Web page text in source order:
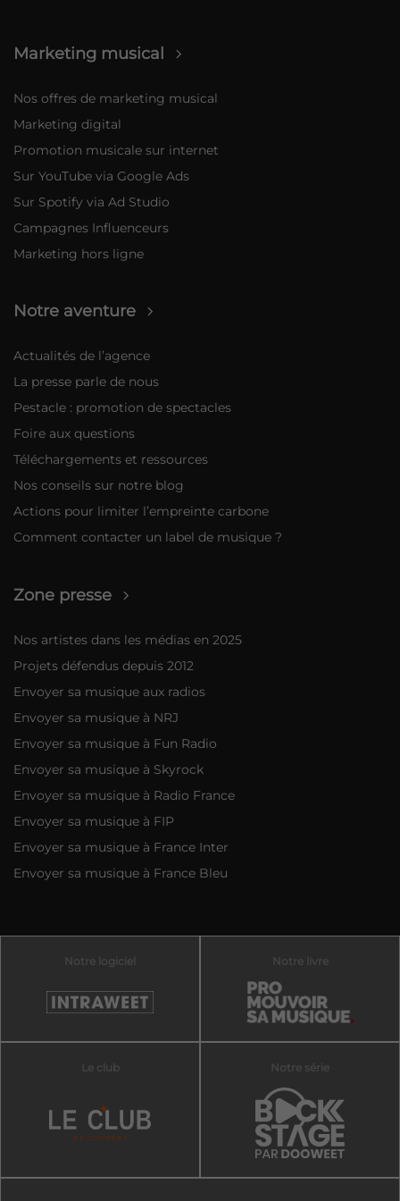
Marketing musical
Nos offres de marketing musical
Marketing digital
Promotion musicale sur internet
Sur YouTube via Google Ads
Sur Spotify via Ad Studio
Campagnes Influenceurs
Marketing hors ligne
Notre aventure
Actualités de l’agence
La presse parle de nous
Pestacle : promotion de spectacles
Foire aux questions
Téléchargements et ressources
Nos conseils sur notre blog
Actions pour limiter l’empreinte carbone
Comment contacter un label de musique ?
Zone presse
Nos artistes dans les médias en 2025
Projets défendus depuis 2012
Envoyer sa musique aux radios
Envoyer sa musique à NRJ
Envoyer sa musique à Fun Radio
Envoyer sa musique à Skyrock
Envoyer sa musique à Radio France
Envoyer sa musique à FIP
Envoyer sa musique à France Inter
Envoyer sa musique à France Bleu
Notre logiciel Notre livre
Le club Notre série